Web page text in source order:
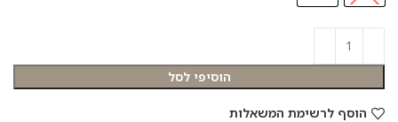
הוסיפי לסל
הוסף לרשימת המשאלות